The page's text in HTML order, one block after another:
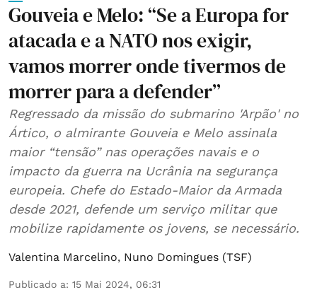
Gouveia e Melo: “Se a Europa for
atacada e a NATO nos exigir,
vamos morrer onde tivermos de
morrer para a defender”
Regressado da missão do submarino 'Arpão' no
Ártico, o almirante Gouveia e Melo assinala
maior “tensão” nas operações navais e o
impacto da guerra na Ucrânia na segurança
europeia. Chefe do Estado-Maior da Armada
desde 2021, defende um serviço militar que
mobilize rapidamente os jovens, se necessário.
Valentina Marcelino, Nuno Domingues (TSF)
Publicado a: 15 Mai 2024, 06:31